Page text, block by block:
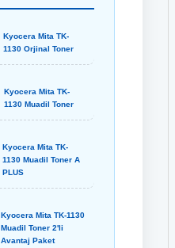
Kyocera Mita TK-
1130 Orjinal Toner
Kyocera Mita TK-
1130 Muadil Toner
Kyocera Mita TK-
1130 Muadil Toner A
PLUS
Kyocera Mita TK-1130
Muadil Toner 2'li
Avantaj Paket